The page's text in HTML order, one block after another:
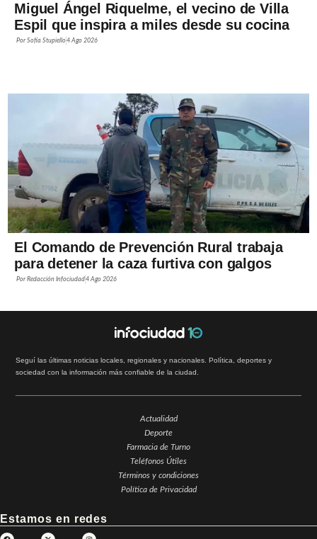
Miguel Ángel Riquelme, el vecino de Villa
Espil que inspira a miles desde su cocina
PorSofía Stupiello4 Ago 2026
El Comando de Prevención Rural trabaja
para detener la caza furtiva con galgos
PorRedacción Infociudad4 Ago 2026
Seguí las últimas noticias locales, regionales y nacionales. Política, deportes y
sociedad con la información más confiable de la ciudad.
Actualidad
Deporte
Farmacia de Turno
Teléfonos Útiles
Términos y condiciones
Política de Privacidad
Estamos en redes